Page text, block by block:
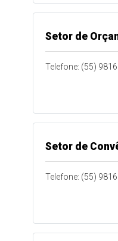
Setor de
Telefone: (55)
Setor de
Telefone: (55)